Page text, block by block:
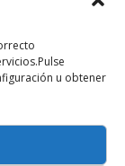
u obtener